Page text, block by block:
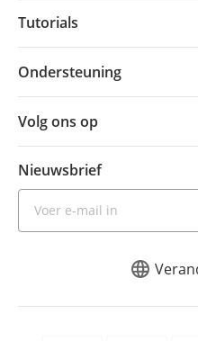
Tutorials
Ondersteuning
Volg ons op
Nieuwsbrief